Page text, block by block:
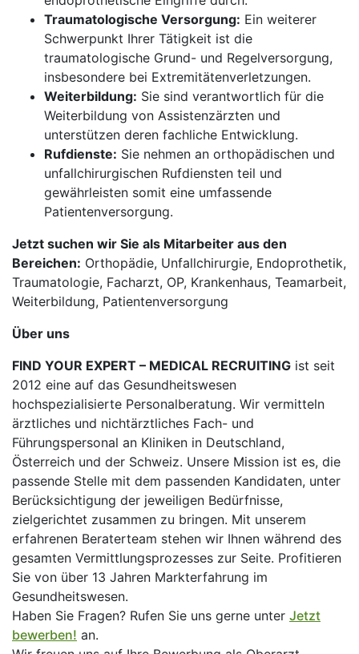
Traumatologische Versorgung: Ein weiterer
Schwerpunkt Ihrer Tätigkeit ist die
traumatologische Grund- und Regelversorgung,
insbesondere bei Extremitätenverletzungen.
Weiterbildung: Sie sind verantwortlich für die
Weiterbildung von Assistenzärzten und
unterstützen deren fachliche Entwicklung.
Rufdienste: Sie nehmen an orthopädischen und
unfallchirurgischen Rufdiensten teil und
gewährleisten somit eine umfassende
Patientenversorgung.
Jetzt suchen wir Sie als Mitarbeiter aus den
Bereichen: Orthopädie, Unfallchirurgie, Endoprothetik,
Traumatologie, Facharzt, OP, Krankenhaus, Teamarbeit,
Weiterbildung, Patientenversorgung
Über uns
FIND YOUR EXPERT – MEDICAL RECRUITING ist seit
2012 eine auf das Gesundheitswesen
hochspezialisierte Personalberatung. Wir vermitteln
ärztliches und nichtärztliches Fach- und
Führungspersonal an Kliniken in Deutschland,
Österreich und der Schweiz. Unsere Mission ist es, die
passende Stelle mit dem passenden Kandidaten, unter
Berücksichtigung der jeweiligen Bedürfnisse,
zielgerichtet zusammen zu bringen. Mit unserem
erfahrenen Beraterteam stehen wir Ihnen während des
gesamten Vermittlungsprozesses zur Seite. Profitieren
Sie von über 13 Jahren Markterfahrung im
Gesundheitswesen.
Haben Sie Fragen? Rufen Sie uns gerne unter Jetzt
bewerben! an.